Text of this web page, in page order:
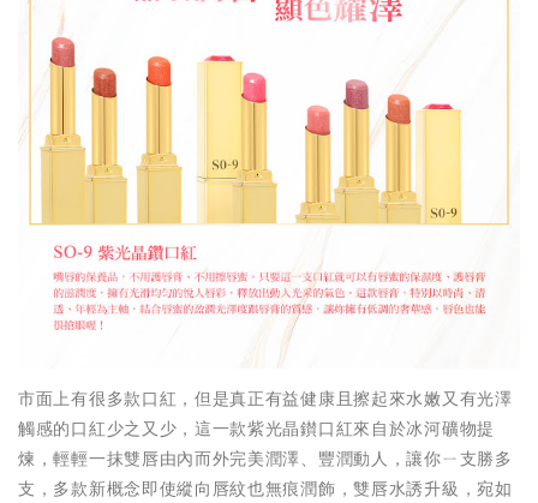
市面上有很多款口紅，但是真正有益健康且擦起來水嫩又有光澤
觸感的口紅少之又少，這一款紫光晶鑚口紅來自於冰河礦物提
煉，輕輕一抹雙唇由內而外完美潤澤、豐潤動人，讓你ㄧ支勝多
支，多款新概念即使縱向唇紋也無痕潤飾，雙唇水誘升級，宛如